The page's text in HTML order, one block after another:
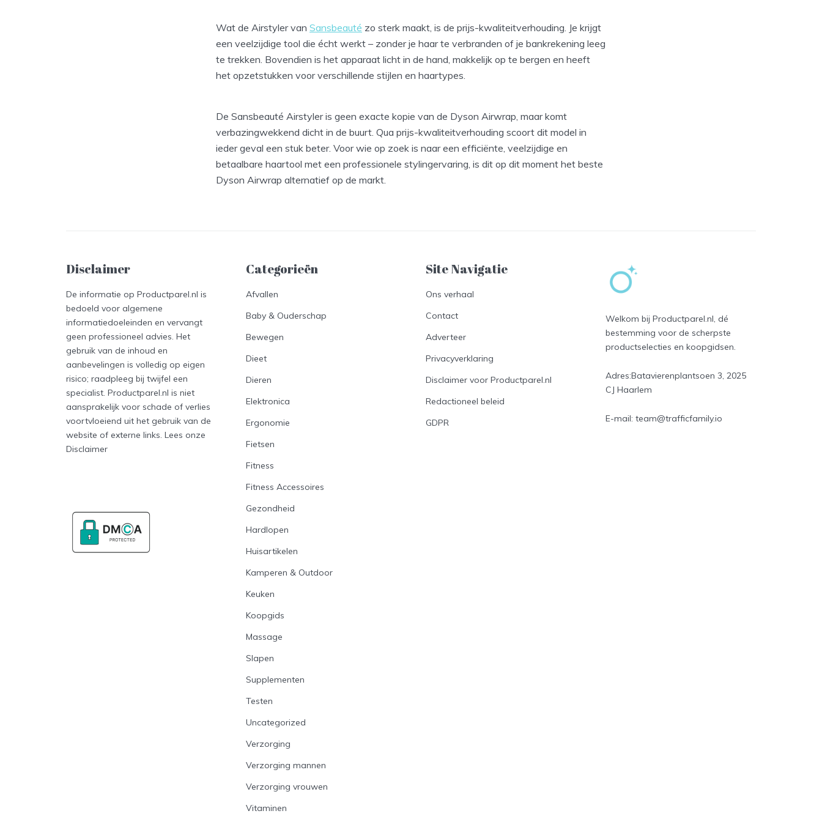
Wat de Airstyler van Sansbeauté zo sterk maakt, is de prijs-kwaliteitverhouding. Je krijgt
een veelzijdige tool die écht werkt – zonder je haar te verbranden of je bankrekening leeg
te trekken. Bovendien is het apparaat licht in de hand, makkelijk op te bergen en heeft
het opzetstukken voor verschillende stijlen en haartypes.
De Sansbeauté Airstyler is geen exacte kopie van de Dyson Airwrap, maar komt
verbazingwekkend dicht in de buurt. Qua prijs-kwaliteitverhouding scoort dit model in
ieder geval een stuk beter. Voor wie op zoek is naar een efficiënte, veelzijdige en
betaalbare haartool met een professionele stylingervaring, is dit op dit moment het beste
Dyson Airwrap alternatief op de markt.
Disclaimer
De informatie op Productparel.nl is
bedoeld voor algemene
informatiedoeleinden en vervangt
geen professioneel advies. Het
gebruik van de inhoud en
aanbevelingen is volledig op eigen
risico; raadpleeg bij twijfel een
specialist. Productparel.nl is niet
aansprakelijk voor schade of verlies
voortvloeiend uit het gebruik van de
website of externe links. Lees onze
Disclaimer
Categorieën
Afvallen
Baby & Ouderschap
Bewegen
Dieet
Dieren
Elektronica
Ergonomie
Fietsen
Fitness
Fitness Accessoires
Gezondheid
Hardlopen
Huisartikelen
Kamperen & Outdoor
Keuken
Koopgids
Massage
Slapen
Supplementen
Testen
Uncategorized
Verzorging
Verzorging mannen
Verzorging vrouwen
Vitaminen
Site Navigatie​
Ons verhaal
Contact
Adverteer
Privacyverklaring
Disclaimer voor Productparel.nl
Redactioneel beleid
GDPR
Welkom bij Productparel.nl, dé
bestemming voor de scherpste
productselecties en koopgidsen.
Adres:Batavierenplantsoen 3, 2025
CJ Haarlem
E-mail: team@trafficfamily.io